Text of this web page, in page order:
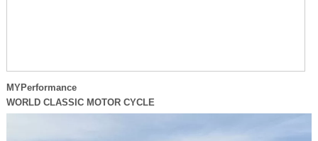
MYPerformance
WORLD CLASSIC MOTOR CYCLE